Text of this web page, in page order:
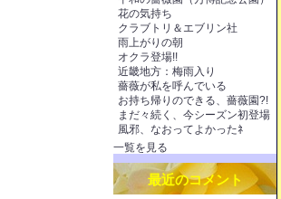
花の気持ち
クラブトリ＆エブリン社
雨上がりの朝
オクラ登場!!
近畿地方：梅雨入り
薔薇が私を呼んでいる
お持ち帰りのできる、薔薇園?!
まだ々続く、今シーズン初登場
風邪、なおってよかったﾈ
一覧を見る
最近のコメント